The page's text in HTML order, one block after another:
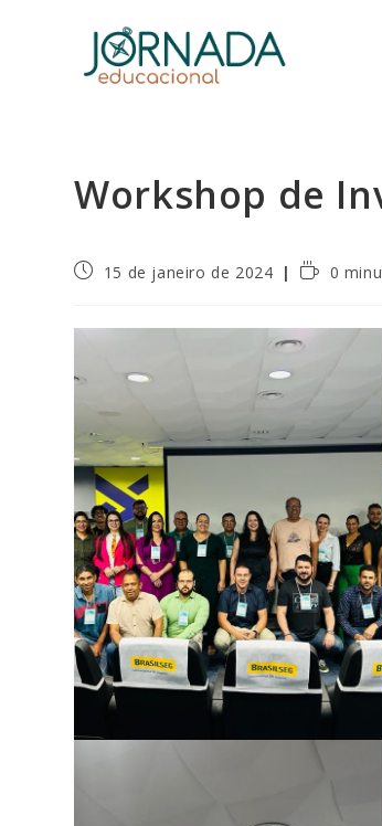
Workshop de
Post15 de janeiro de 2024
Tempo
0